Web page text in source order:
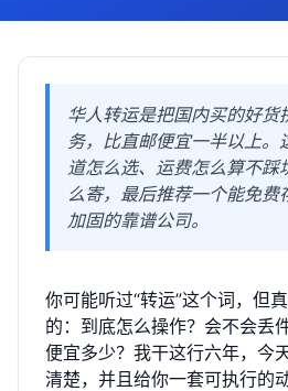
华人转运是把国内买的好货
务，比直邮便宜一半以上。
道怎么选、运费怎么算不踩
么寄，最后推荐一个能免费
加固的靠谱公司。
你可能听过“转运”这个词，但
的：到底怎么操作？会不会丢
便宜多少？我干这行六年，今
清楚，并且给你一套可执行的